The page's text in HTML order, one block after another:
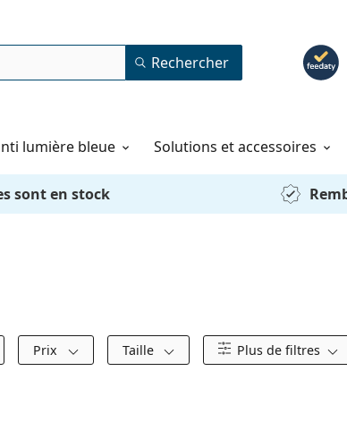
Rechercher
lumière bleue Solutions et accessoires
sont en stock
Prix Taille Plus de filtres